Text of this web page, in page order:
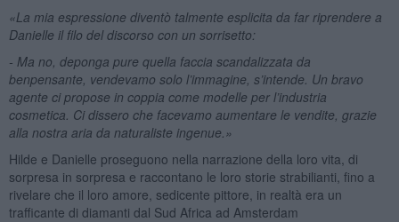
«La mia espressione diventò talmente esplicita da far riprendere a
Danielle il filo del discorso con un sorrisetto:
- Ma no, deponga pure quella faccia scandalizzata da
benpensante, vendevamo solo l’immagine, s’intende. Un bravo
agente ci propose in coppia come modelle per l’industria
cosmetica. Ci dissero che facevamo aumentare le vendite, grazie
alla nostra aria da naturaliste ingenue.»
Hilde e Danielle proseguono nella narrazione della loro vita, di
sorpresa in sorpresa e raccontano le loro storie strabilianti, fino a
rivelare che il loro amore, sedicente pittore, in realtà era un
trafficante di diamanti dal Sud Africa ad Amsterdam